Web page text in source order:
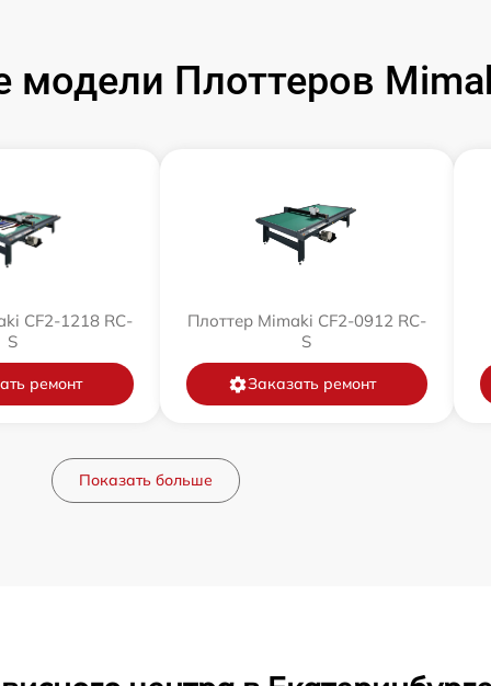
модели Плоттеров
CF2-1218 RC-
S
ремонт
Плоттер Mimaki CF2-0912 RC-
S
Заказать ремонт
Показать больше